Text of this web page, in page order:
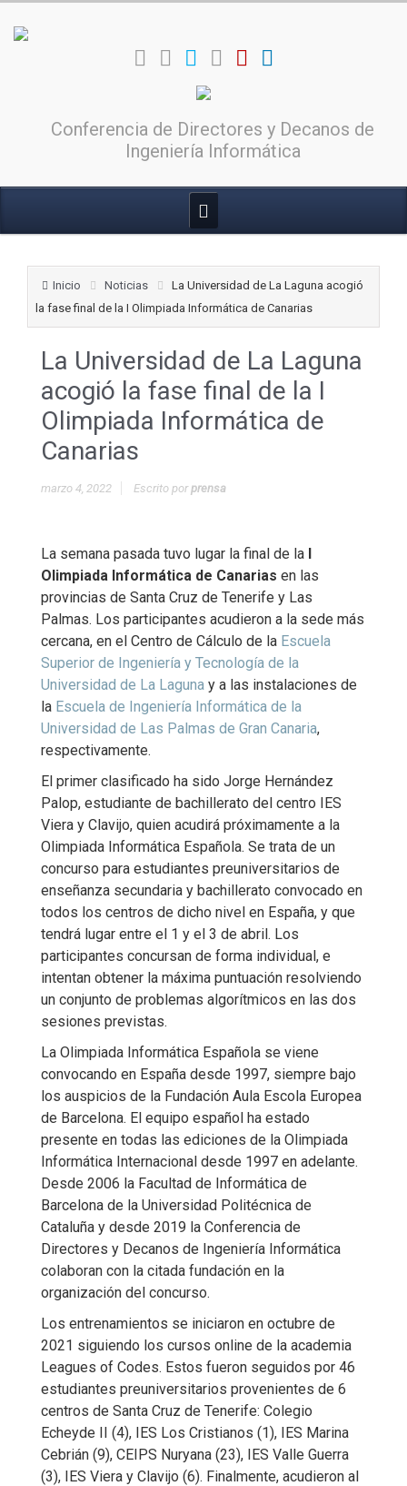
Conferencia de Directores y Decanos de
Ingeniería Informática
Inicio Noticias
La Universidad de La Laguna acogió
la fase final de la I Olimpiada Informática de Canarias
La Universidad de La Laguna
acogió la fase final de la I
Olimpiada Informática de
Canarias
marzo 4, 2022 Escrito porprensa
La semana pasada tuvo lugar la final de la I
Olimpiada Informática de Canarias en las
provincias de Santa Cruz de Tenerife y Las
Palmas. Los participantes acudieron a la sede más
cercana, en el Centro de Cálculo de la Escuela
Superior de Ingeniería y Tecnología de la
Universidad de La Laguna y a las instalaciones de
la Escuela de Ingeniería Informática de la
Universidad de Las Palmas de Gran Canaria,
respectivamente.
El primer clasificado ha sido Jorge Hernández
Palop, estudiante de bachillerato del centro IES
Viera y Clavijo, quien acudirá próximamente a la
Olimpiada Informática Española. Se trata de un
concurso para estudiantes preuniversitarios de
enseñanza secundaria y bachillerato convocado en
todos los centros de dicho nivel en España, y que
tendrá lugar entre el 1 y el 3 de abril. Los
participantes concursan de forma individual, e
intentan obtener la máxima puntuación resolviendo
un conjunto de problemas algorítmicos en las dos
sesiones previstas.
La Olimpiada Informática Española se viene
convocando en España desde 1997, siempre bajo
los auspicios de la Fundación Aula Escola Europea
de Barcelona. El equipo español ha estado
presente en todas las ediciones de la Olimpiada
Informática Internacional desde 1997 en adelante.
Desde 2006 la Facultad de Informática de
Barcelona de la Universidad Politécnica de
Cataluña y desde 2019 la Conferencia de
Directores y Decanos de Ingeniería Informática
colaboran con la citada fundación en la
organización del concurso.
Los entrenamientos se iniciaron en octubre de
2021 siguiendo los cursos online de la academia
Leagues of Codes. Estos fueron seguidos por 46
estudiantes preuniversitarios provenientes de 6
centros de Santa Cruz de Tenerife: Colegio
Echeyde II (4), IES Los Cristianos (1), IES Marina
Cebrián (9), CEIPS Nuryana (23), IES Valle Guerra
(3), IES Viera y Clavijo (6). Finalmente, acudieron al